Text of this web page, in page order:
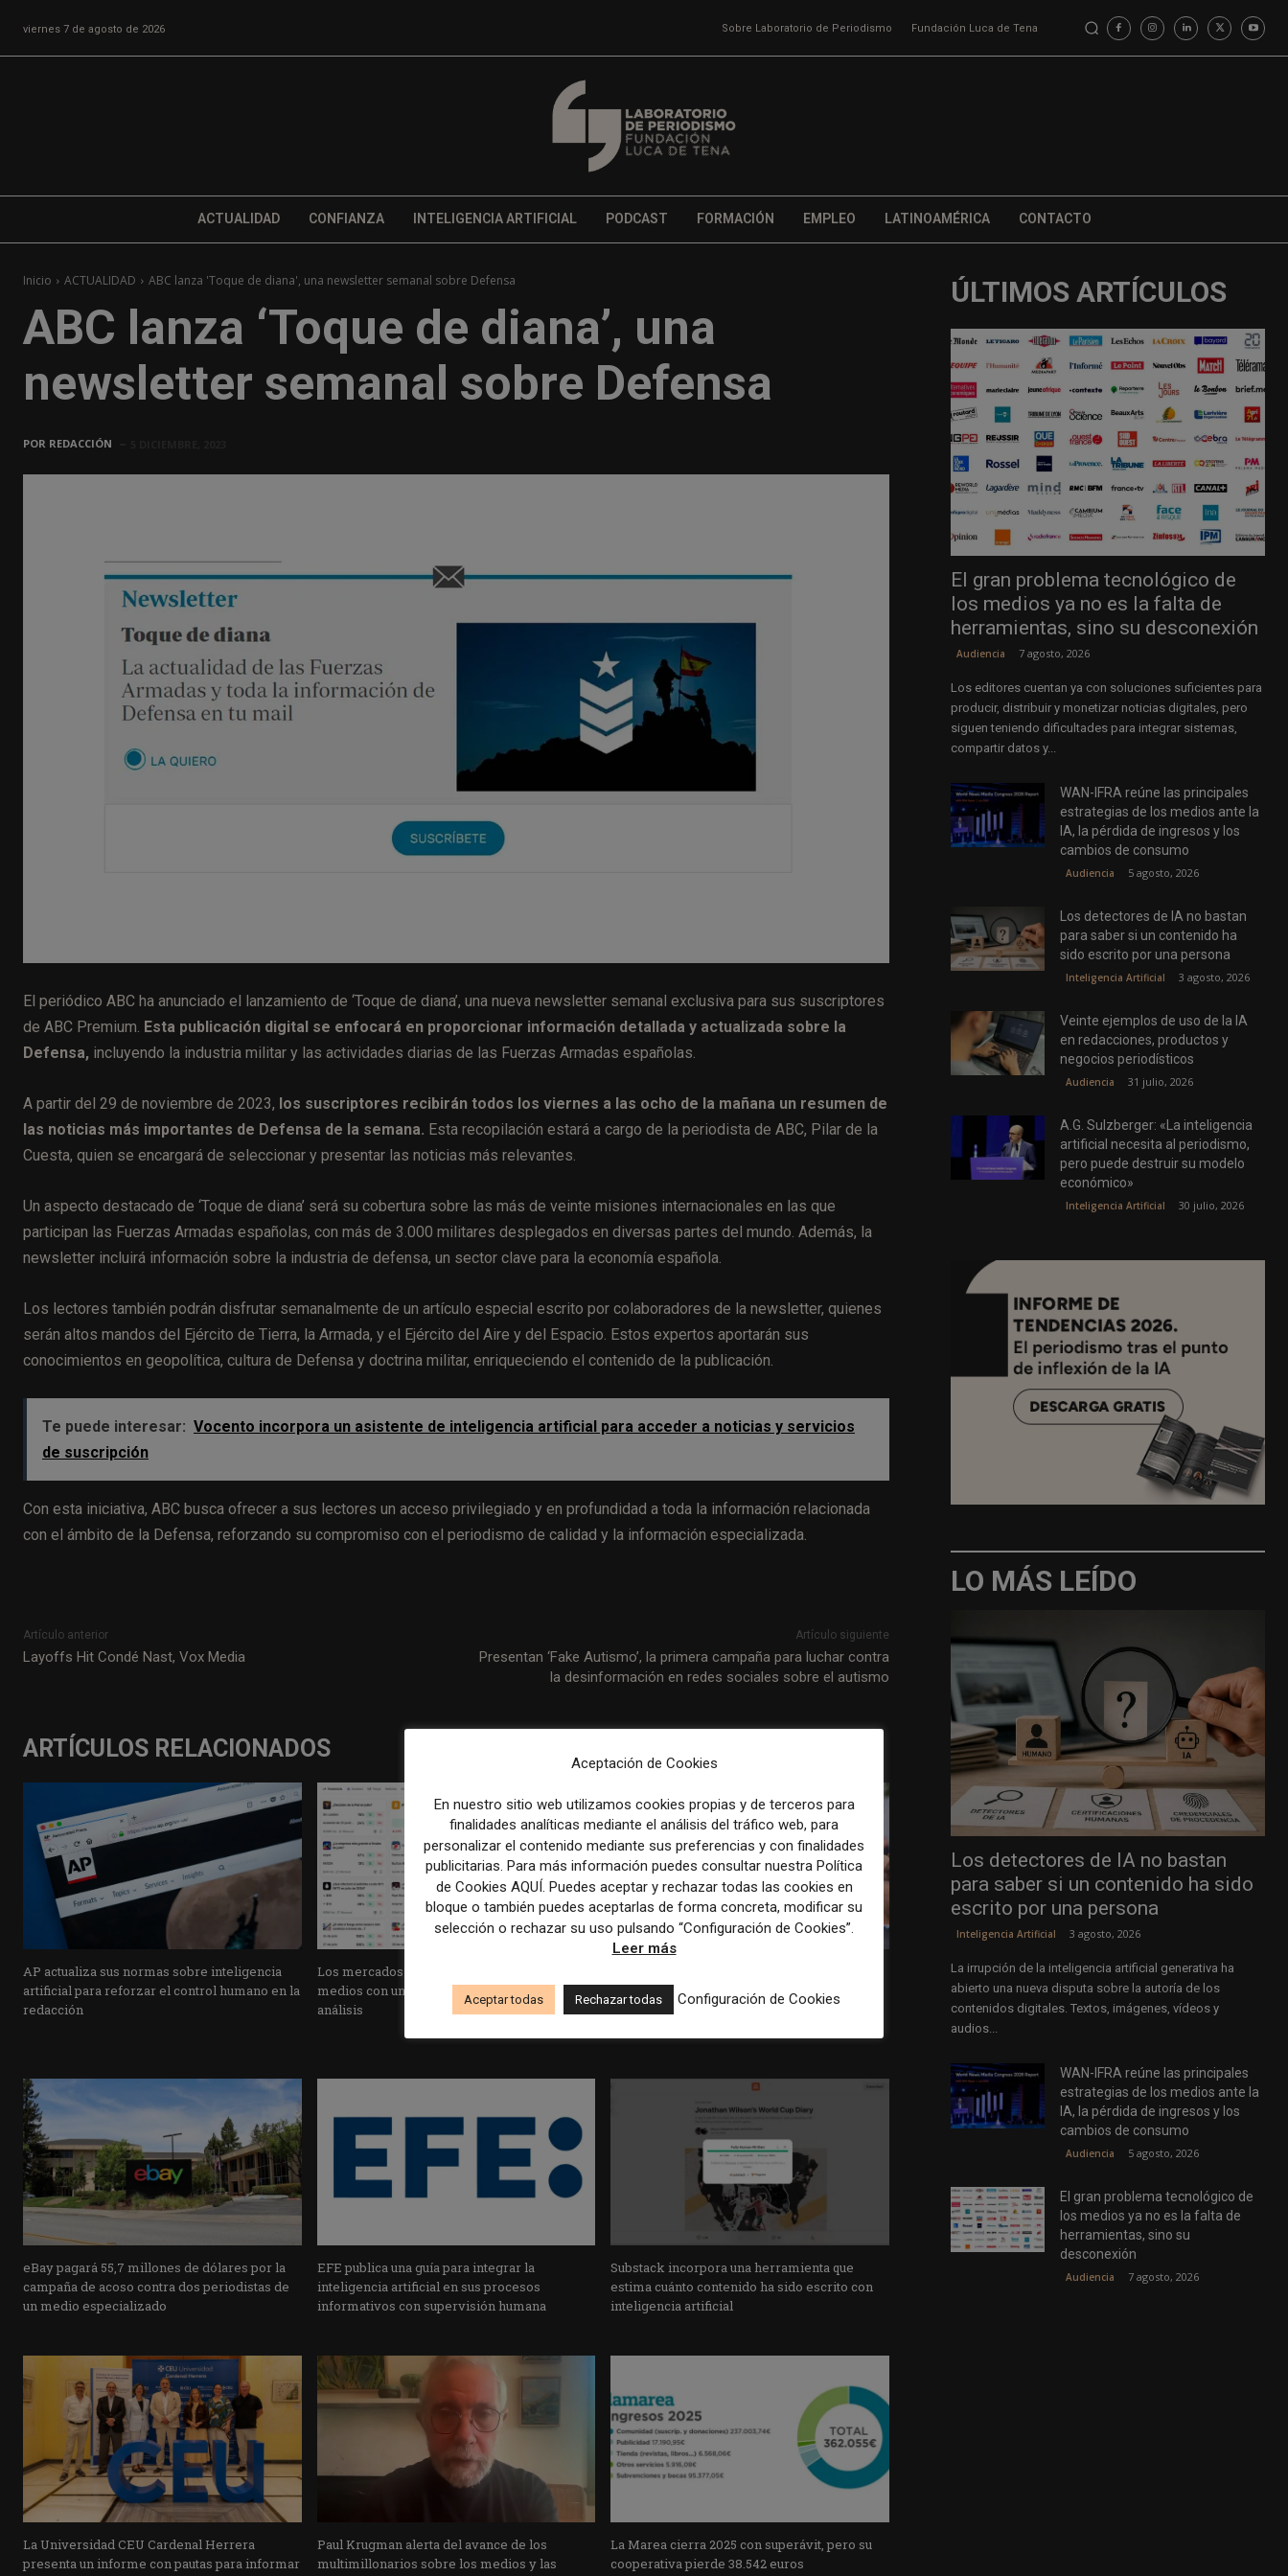
viernes 7 de agosto de 2026 Sobre Laboratorio de Periodismo Fundación Luca de Tena
ACTUALIDAD CONFIANZA INTELIGENCIA ARTIFICIAL PODCAST FORMACIÓN EMPLEO LATINOAMÉRICA CONTACTO
Inicio ACTUALIDAD ABC lanza 'Toque de diana', una newsletter semanal sobre Defensa
ABC lanza ‘Toque de diana’, una
newsletter semanal sobre Defensa
POR REDACCIÓN
El periódico ABC ha anunciado el lanzamiento de ‘Toque de diana’, una nueva newsletter semanal exclusiva para sus suscriptores
de ABC Premium. Esta publicación digital se enfocará en proporcionar información detallada y actualizada sobre la
Defensa, incluyendo la industria militar y las actividades diarias de las Fuerzas Armadas españolas.
A partir del 29 de noviembre de 2023, los suscriptores recibirán todos los viernes a las ocho de la mañana un resumen de
las noticias más importantes de Defensa de la semana. Esta recopilación estará a cargo de la periodista de ABC, Pilar de la
Cuesta, quien se encargará de seleccionar y presentar las noticias más relevantes.
Un aspecto destacado de ‘Toque de diana’ será su cobertura sobre las más de veinte misiones internacionales en las que
participan las Fuerzas Armadas españolas, con más de 3.000 militares desplegados en diversas partes del mundo. Además, la
newsletter incluirá información sobre la industria de defensa, un sector clave para la economía española.
Los lectores también podrán disfrutar semanalmente de un artículo especial escrito por colaboradores de la newsletter, quienes
serán altos mandos del Ejército de Tierra, la Armada, y el Ejército del Aire y del Espacio. Estos expertos aportarán sus
conocimientos en geopolítica, cultura de Defensa y doctrina militar, enriqueciendo el contenido de la publicación.
Te puede interesar: Vocento incorpora un asistente de inteligencia artificial para acceder a noticias y servicios
de suscripción
Con esta iniciativa, ABC busca ofrecer a sus lectores un acceso privilegiado y en profundidad a toda la información relacionada
con el ámbito de la Defensa, reforzando su compromiso con el periodismo de calidad y la información especializada.
Artículo anterior
Layoffs Hit Condé Nast, Vox Media
Artículo siguiente
Presentan ‘Fake Autismo’, la primera campaña para luchar contra
la desinformación en redes sociales sobre el autismo
ARTÍCULOS RELACIONADOS
AP actualiza sus normas sobre inteligencia
artificial para reforzar el control humano en la
redacción
Los mercados de predicción dan el salto a los
medios con una plataforma de noticias y
análisis
Ministerio de Política Territorial y a la
Agencia EFE que rectifiquen convocatorias de
eBay pagará 55,7 millones de dólares por la
campaña de acoso contra dos periodistas de
un medio especializado
EFE publica una guía para integrar la
inteligencia artificial en sus procesos
informativos con supervisión humana
Substack incorpora una herramienta que
estima cuánto contenido ha sido escrito con
inteligencia artificial
La Universidad CEU Cardenal Herrera
presenta un informe con pautas para informar
Paul Krugman alerta del avance de los
multimillonarios sobre los medios y las
La Marea cierra 2025 con superávit, pero su
cooperativa pierde 38.542 euros
ÚLTIMOS ARTÍCULOS
El gran problema tecnológico de
los medios ya no es la falta de
herramientas, sino su desconexión
Audiencia 7 agosto, 2026
Los editores cuentan ya con soluciones suficientes para
producir, distribuir y monetizar noticias digitales, pero
siguen teniendo dificultades para integrar sistemas,
compartir datos y...
WAN-IFRA reúne las principales
estrategias de los medios ante la
IA, la pérdida de ingresos y los
cambios de consumo
Audiencia 5 agosto, 2026
Los detectores de IA no bastan
para saber si un contenido ha
sido escrito por una persona
Inteligencia Artificial 3 agosto, 2026
Veinte ejemplos de uso de la IA
en redacciones, productos y
negocios periodísticos
Audiencia 31 julio, 2026
A.G. Sulzberger: «La inteligencia
artificial necesita al periodismo,
pero puede destruir su modelo
económico»
Inteligencia Artificial 30 julio, 2026
LO MÁS LEÍDO
Los detectores de IA no bastan
para saber si un contenido ha sido
escrito por una persona
Inteligencia Artificial 3 agosto, 2026
La irrupción de la inteligencia artificial generativa ha
abierto una nueva disputa sobre la autoría de los
contenidos digitales. Textos, imágenes, vídeos y
audios...
WAN-IFRA reúne las principales
estrategias de los medios ante la
IA, la pérdida de ingresos y los
cambios de consumo
Audiencia 5 agosto, 2026
El gran problema tecnológico de
los medios ya no es la falta de
herramientas, sino su
desconexión
Audiencia 7 agosto, 2026
Aceptación de Cookies
En nuestro sitio web utilizamos cookies propias y de terceros para
finalidades analíticas mediante el análisis del tráfico web, para
personalizar el contenido mediante sus preferencias y con finalidades
publicitarias. Para más información puedes consultar nuestra Política
de Cookies AQUÍ. Puedes aceptar y rechazar todas las cookies en
bloque o también puedes aceptarlas de forma concreta, modificar su
selección o rechazar su uso pulsando “Configuración de Cookies”.
Leer más
Aceptar todas Rechazar todas Configuración de Cookies